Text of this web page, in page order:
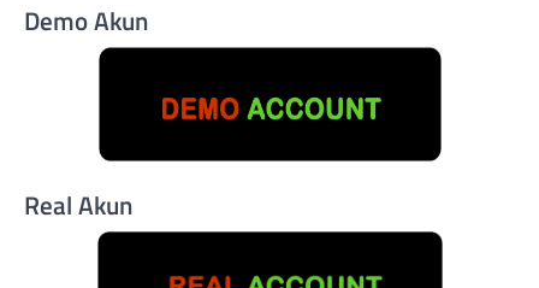
Demo Akun
Real Akun